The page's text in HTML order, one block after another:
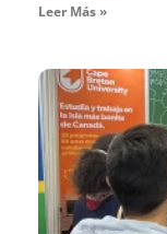
Leer Más »